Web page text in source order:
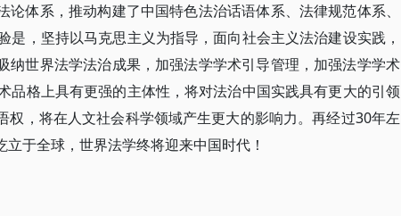
体系，推动构建了中国特色法治话语体系、法律规范体系、
，坚持以马克思主义为指导，面向社会主义法治建设实践，
纳世界法学法治成果，加强法学学术引导管理，加强法学学术
品格上具有更强的主体性，将对法治中国实践具有更大的引领
权，将在人文社会科学领域产生更大的影响力。再经过30年左
于全球，世界法学终将迎来中国时代！